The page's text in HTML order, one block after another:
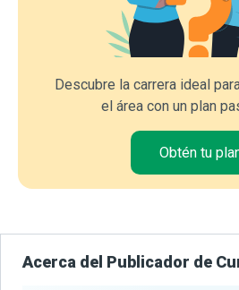
Descubre la carrera ideal
el área con un plan
Obtén tu
Acerca del Publicador de